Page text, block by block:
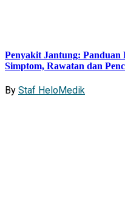
Penyakit Jantung: Panduan
Simptom, Rawatan dan
By Staf HeloMedik